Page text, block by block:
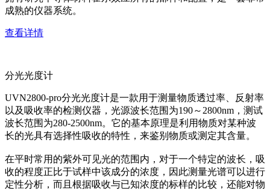
成熟的仪器系统。
查看详情
分光光度计
UVN2800-pro分光光度计是一款用于测量物质透过率、反射率
以及吸收率的检测仪器，光源波长范围为190～2800nm，测试
波长范围为280-2500nm。它的基本原理是利用物质对某种波
长的光具有选择性吸收的特性，来鉴别物质或测定其含量。
在平时常用的紫外可见光的范围内，对于一个特定的波长，吸
收的程度正比于试样中该成分的浓度，因此测量光谱可以进行
定性分析，而且根据吸收与已知浓度的标样的比较，还能对物